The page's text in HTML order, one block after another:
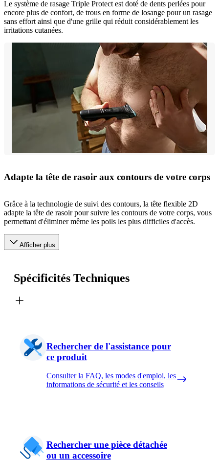
Le système de rasage Triple Protect est doté de dents perlées pour
encore plus de confort, de trous en forme de losange pour un rasage
sans effort ainsi que d'une grille qui réduit considérablement les
irritations cutanées.
Adapte la tête de rasoir aux contours de votre corps
Grâce à la technologie de suivi des contours, la tête flexible 2D
adapte la tête de rasoir pour suivre les contours de votre corps, vous
permettant d'éliminer même les poils les plus difficiles d'accès.
Afficher plus
Spécificités Techniques
Rechercher de l'assistance pour
ce produit
Consulter la FAQ, les modes d'emploi, les
informations de sécurité et les conseils
Rechercher une pièce détachée
ou un accessoire